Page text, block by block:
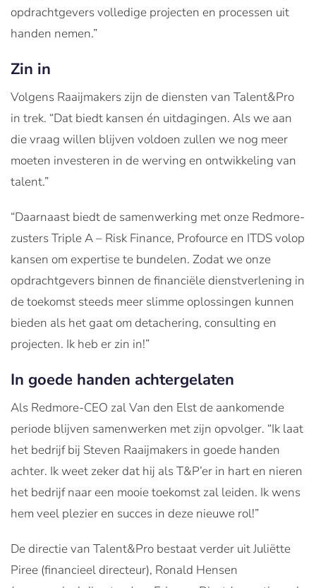
opdrachtgevers volledige projecten en processen uit
handen nemen.”
Zin in
Volgens Raaijmakers zijn de diensten van Talent&Pro
in trek. “Dat biedt kansen én uitdagingen. Als we aan
die vraag willen blijven voldoen zullen we nog meer
moeten investeren in de werving en ontwikkeling van
talent.”
“Daarnaast biedt de samenwerking met onze Redmore-
zusters Triple A – Risk Finance, Profource en ITDS volop
kansen om expertise te bundelen. Zodat we onze
opdrachtgevers binnen de financiële dienstverlening in
de toekomst steeds meer slimme oplossingen kunnen
bieden als het gaat om detachering, consulting en
projecten. Ik heb er zin in!”
In goede handen achtergelaten
Als Redmore-CEO zal Van den Elst de aankomende
periode blijven samenwerken met zijn opvolger. “Ik laat
het bedrijf bij Steven Raaijmakers in goede handen
achter. Ik weet zeker dat hij als T&P’er in hart en nieren
het bedrijf naar een mooie toekomst zal leiden. Ik wens
hem veel plezier en succes in deze nieuwe rol!”
De directie van Talent&Pro bestaat verder uit Juliëtte
Piree (financieel directeur), Ronald Hensen